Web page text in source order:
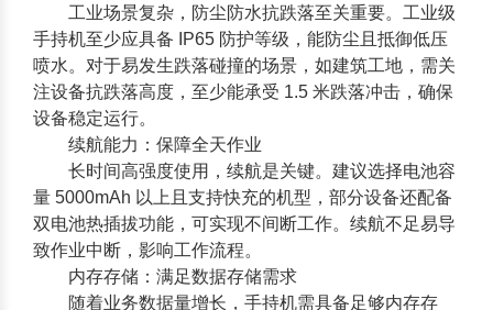
工业场景复杂，防尘防水抗跌落至关重要。工业级
手持机至少应具备 IP65 防护等级，能防尘且抵御低压
喷水。对于易发生跌落碰撞的场景，如建筑工地，需关
注设备抗跌落高度，至少能承受 1.5 米跌落冲击，确保
设备稳定运行。
续航能力：保障全天作业
长时间高强度使用，续航是关键。建议选择电池容
量 5000mAh 以上且支持快充的机型，部分设备还配备
双电池热插拔功能，可实现不间断工作。续航不足易导
致作业中断，影响工作流程。
内存存储：满足数据存储需求
随着业务数据量增长，手持机需具备足够内存存